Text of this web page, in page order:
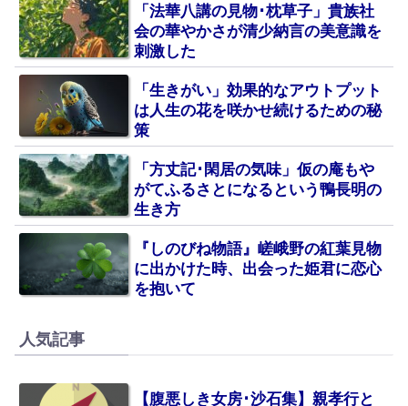
「法華八講の見物･枕草子」貴族社
会の華やかさが清少納言の美意識を
刺激した
「生きがい」効果的なアウトプット
は人生の花を咲かせ続けるための秘
策
「方丈記･閑居の気味」仮の庵もや
がてふるさとになるという鴨長明の
生き方
『しのびね物語』嵯峨野の紅葉見物
に出かけた時、出会った姫君に恋心
を抱いて
人気記事
【腹悪しき女房･沙石集】親孝行と